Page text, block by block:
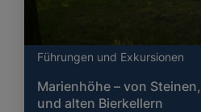
Führungen und Exkursionen
Marienhöhe – von
und alten Bierkellern